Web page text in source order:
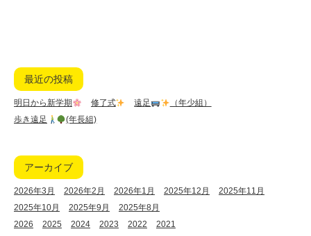
最近の投稿
明日から新学期 修了式 遠足
（年少組）
歩き遠足
(年長組)
アーカイブ
2026年3月 2026年2月 2026年1月 2025年12月
2025年11月
2025年10月
2025年9月
2025年8月
2026
2025 2024 2023 2022 2021